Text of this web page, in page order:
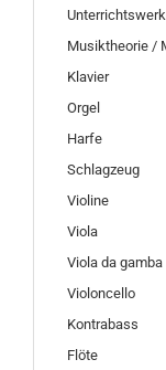
Musiktheorie /
Klavier
Orgel
Harfe
Schlagzeug
Violine
Viola
Viola da gamba
Violoncello
Kontrabass
Flöte